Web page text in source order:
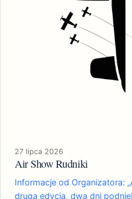
27 lipca 2026
Air Show Rudniki
Informacje od Organizatora:
druga edycja, dwa dni